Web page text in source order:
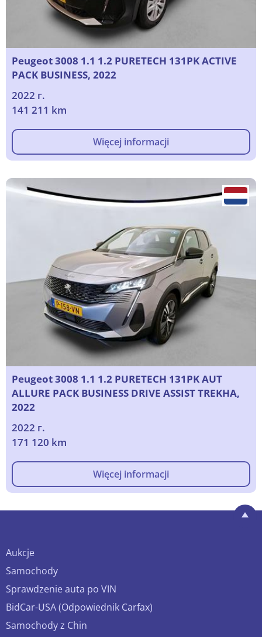
Peugeot 3008 1.1 1.2 PURETECH 131PK ACTIVE
PACK BUSINESS, 2022
2022 г.
141 211 km
Więcej informacji
Peugeot 3008 1.1 1.2 PURETECH 131PK AUT
ALLURE PACK BUSINESS DRIVE ASSIST TREKHA,
2022
2022 г.
171 120 km
Więcej informacji
Aukcje
Samochody
Sprawdzenie auta po VIN
BidCar-USA (Odpowiednik Carfax)
Samochody z Chin